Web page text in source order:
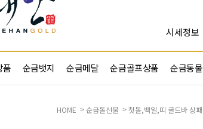
시세정보
품 순금뱃지 순금메달 순금골프상품 순금동물
HOME > 순금돌선물 > 첫돌,백일,띠 골드바 상패